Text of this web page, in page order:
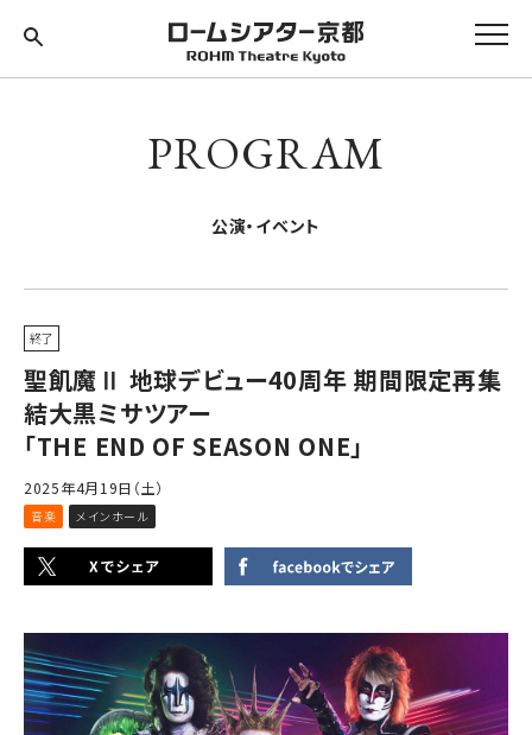
PROGRAM
公演・イベント
終了
聖飢魔Ⅱ 地球デビュー40周年 期間限定再集
結大黒ミサツアー
「THE END OF SEASON ONE」
2025年4月19日（土）
音楽 メインホール